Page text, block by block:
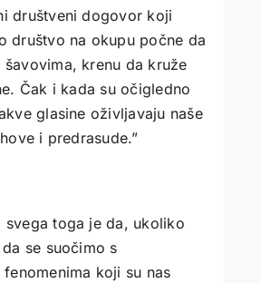
društveni dogovor koji
društvo na okupu počne da
krenu da kruže
Čak i kada su očigledno
glasine oživljavaju naše
i predrasude.”
svega toga je da, ukoliko
se suočimo s
koji su nas